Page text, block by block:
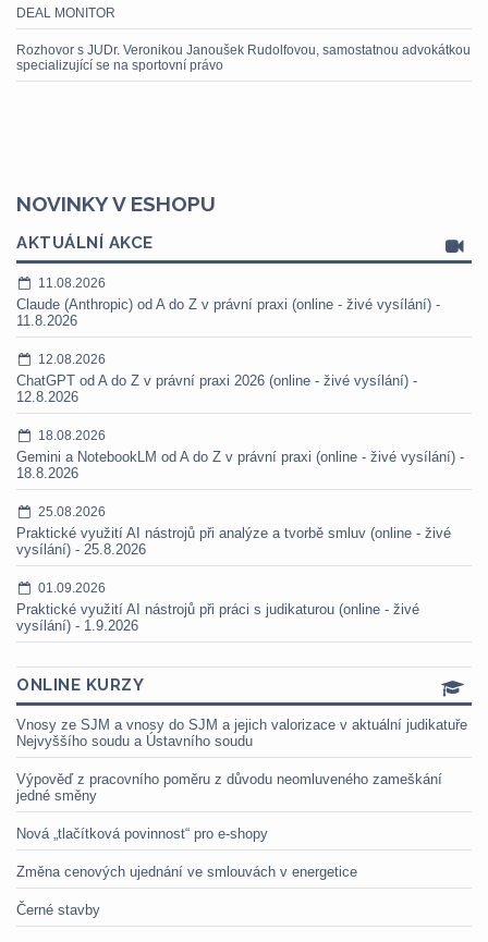
DEAL MONITOR
Rozhovor s JUDr. Veronikou Janoušek Rudolfovou, samostatnou advokátkou
specializující se na sportovní právo
NOVINKY V ESHOPU
AKTUÁLNÍ AKCE
11.08.2026
Claude (Anthropic) od A do Z v právní praxi (online - živé vysílání) -
11.8.2026
12.08.2026
ChatGPT od A do Z v právní praxi 2026 (online - živé vysílání) -
12.8.2026
18.08.2026
Gemini a NotebookLM od A do Z v právní praxi (online - živé vysílání) -
18.8.2026
25.08.2026
Praktické využití AI nástrojů při analýze a tvorbě smluv (online - živé
vysílání) - 25.8.2026
01.09.2026
Praktické využití AI nástrojů při práci s judikaturou (online - živé
vysílání) - 1.9.2026
ONLINE KURZY
Vnosy ze SJM a vnosy do SJM a jejich valorizace v aktuální judikatuře
Nejvyššího soudu a Ústavního soudu
Výpověď z pracovního poměru z důvodu neomluveného zameškání
jedné směny
Nová „tlačítková povinnost“ pro e-shopy
Změna cenových ujednání ve smlouvách v energetice
Černé stavby